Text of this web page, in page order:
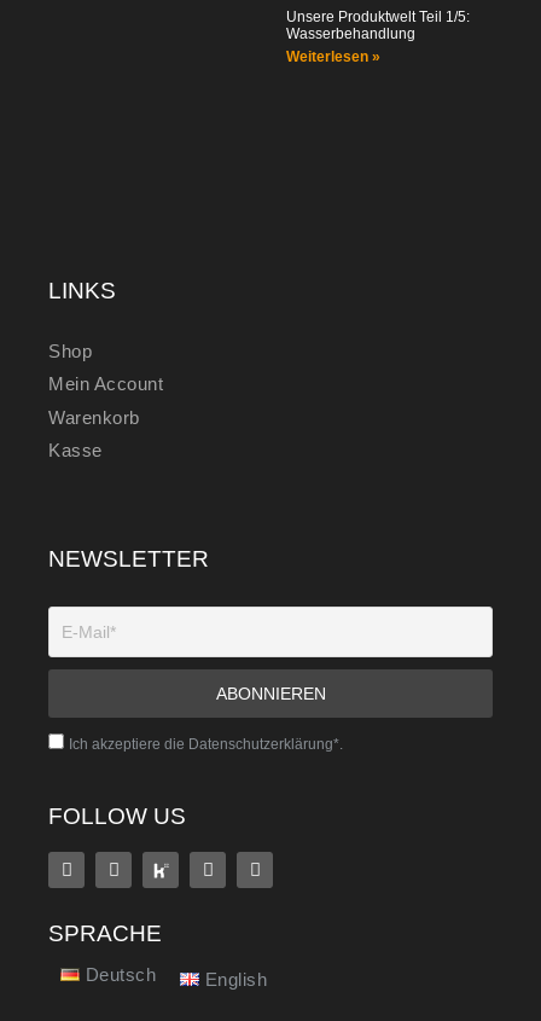
Unsere Produktwelt Teil 1/5:
Wasserbehandlung
Weiterlesen »
LINKS
Shop
Mein Account
Warenkorb
Kasse
NEWSLETTER
Ich akzeptiere die Datenschutzerklärung*.
FOLLOW US
SPRACHE
Deutsch English